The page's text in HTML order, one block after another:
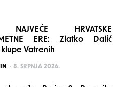
NAJVEĆE HRVATSKE
ERE: Zlatko Dalić
Vatrenih
8. SRPNJA 2026.